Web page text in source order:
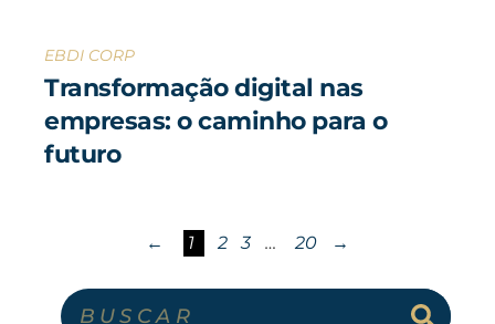
Transformação digital nas
empresas: o caminho para o
futuro
EBDI CORP
← 1 2 3 … 20 →